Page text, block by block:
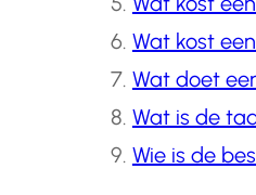
Wat kost
Wat doet
Wat is de
Wie is de